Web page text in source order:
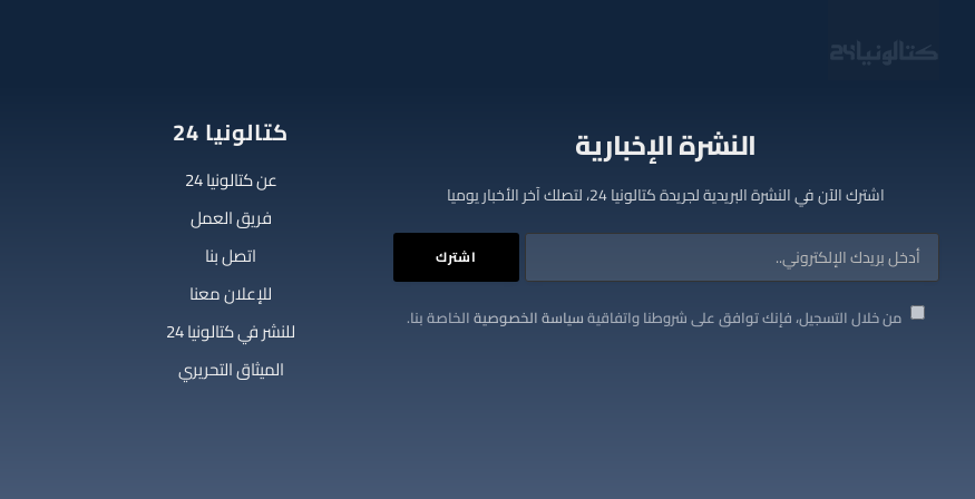
النشرة الإخبارية
اشترك الآن في النشرة البريدية لجريدة كتالونيا 24، لتصلك آخر الأخبار يوميا
من خلال التسجيل، فإنك توافق على شروطنا واتفاقيةسياسة الخصوصيةالخاصة بنا.
كتالونيا 24
عن كتالونيا 24
فريق العمل
اتصل بنا
للإعلان معنا
للنشر في كتالونيا 24
الميثاق التحريري